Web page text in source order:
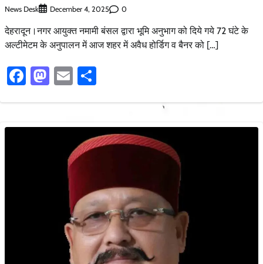
News Desk December 4, 2025 0
देहरादून।नगर आयुक्त नमामी बंसल द्वारा भूमि अनुभाग को दिये गये 72 घंटे के
अल्टीमेटम के अनुपालन में आज शहर में अवैध होर्डिग व बैनर को […]
Facebook
Mastodon
Email